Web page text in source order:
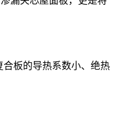
板的导热系数小、绝热